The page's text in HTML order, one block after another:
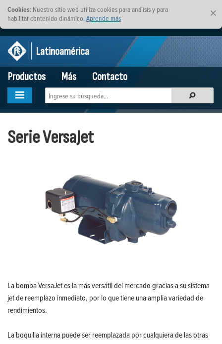
×
Cookies: Nuestro sitio web utiliza cookies para análisis y para
habilitar contenido dinámico. Aprende más
Latinoamérica
Productos
Más Contacto
Serie VersaJet
La bomba VersaJet es la más versátil del mercado gracias a su sistema
jet de reemplazo inmediato, por lo que tiene una amplia variedad de
rendimientos.
La boquilla interna puede ser reemplazada por cualquiera de las otras